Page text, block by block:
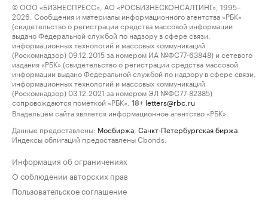
© ООО «БИЗНЕСПРЕСС», АО «РОСБИЗНЕСКОНСАЛТИНГ», 1995–
2026. Сообщения и материалы информационного агентства «РБК»
(свидетельство о регистрации средства массовой информации
выдано Федеральной службой по надзору в сфере связи,
информационных технологий и массовых коммуникаций
(Роскомнадзор) 09.12.2015 за номером ИА №ФС77-63848) и сетевого
издания «РБК» (свидетельство о регистрации средства массовой
информации выдано Федеральной службой по надзору в сфере связи,
информационных технологий и массовых коммуникаций
(Роскомнадзор) 03.12.2021 за номером ЭЛ №ФС77-82385)
сопровождаются пометкой «РБК».
18+ letters@rbc.ru
Владельцем сайта является информационное агентство «РБК».
Данные предоставлены: Мосбиржа Санкт-Петербургская биржа
Индексы облигаций предоставлены Cbonds.
Информация об ограничениях
О соблюдении авторских прав
Пользовательское соглашение